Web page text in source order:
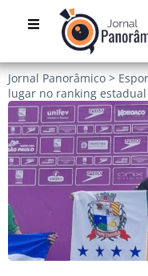
Jornal Panorâmico >
lugar no ranking